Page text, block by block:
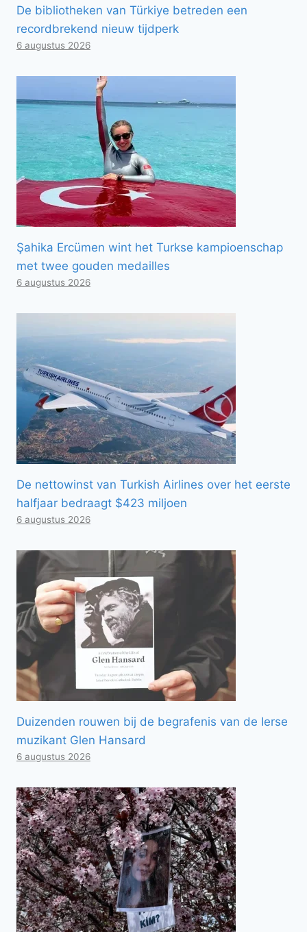
De bibliotheken van Türkiye betreden een
recordbrekend nieuw tijdperk
6 augustus 2026
Şahika Ercümen wint het Turkse kampioenschap
met twee gouden medailles
6 augustus 2026
De nettowinst van Turkish Airlines over het eerste
halfjaar bedraagt ​​$423 miljoen
6 augustus 2026
Duizenden rouwen bij de begrafenis van de Ierse
muzikant Glen Hansard
6 augustus 2026